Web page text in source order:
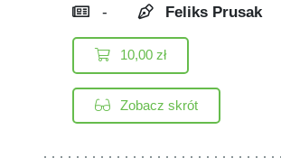
- Feliks Prusak
10,00zł
Zobacz skrót